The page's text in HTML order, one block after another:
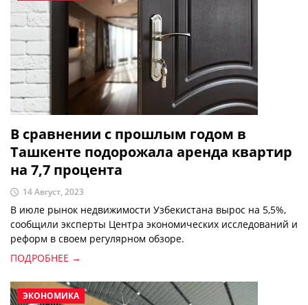
В сравнении с прошлым годом в
Ташкенте подорожала аренда квартир
на 7,7 процента
14 Август, 2023
В июле рынок недвижимости Узбекистана вырос на 5,5%,
сообщили эксперты Центра экономических исследований и
реформ в своем регулярном обзоре.
ПОДРОБНЕЕ →
ЭКОНОМИКА